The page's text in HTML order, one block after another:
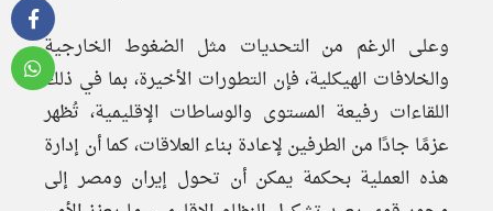
وعلى الرغم من التحديات مثل الضغوط الخارجية
والخلافات الهيكلية، فإن التطورات الأخيرة، بما في ذلك
اللقاءات رفيعة المستوى والوساطات الإقليمية، تُظهر
عزمًا جادًا من الطرفين لإعادة بناء العلاقات، كما أن إدارة
هذه العملية بحكمة يمكن أن تحول إيران ومصر إلى